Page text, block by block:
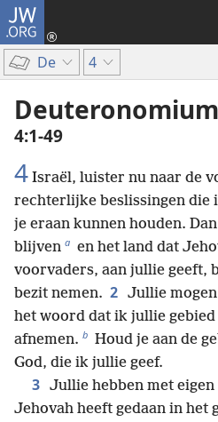
JW.ORG
De 4
Deuteronomium
4:1-49
4 Israël, luister nu naar de
rechterlijke beslissingen die
je eraan kunnen houden.
blijven a en het land dat
voorvaders, aan jullie geeft,
bezit nemen. 2 Jullie
het woord dat ik jullie gebied
afnemen. b Houd je aan de
God, die ik jullie geef.
3 Jullie hebben met eigen
Jehovah heeft gedaan in het